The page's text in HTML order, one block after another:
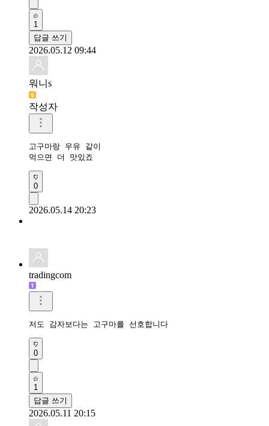
1
답글 쓰기
2026.05.12 09:44
워니s
작성자
고구마랑 우유 같이
먹으면 더 맛있죠
0
2026.05.14 20:23
tradingcom
저도 감자보다는 고구마를 선호합니다
0
1
답글 쓰기
2026.05.11 20:15